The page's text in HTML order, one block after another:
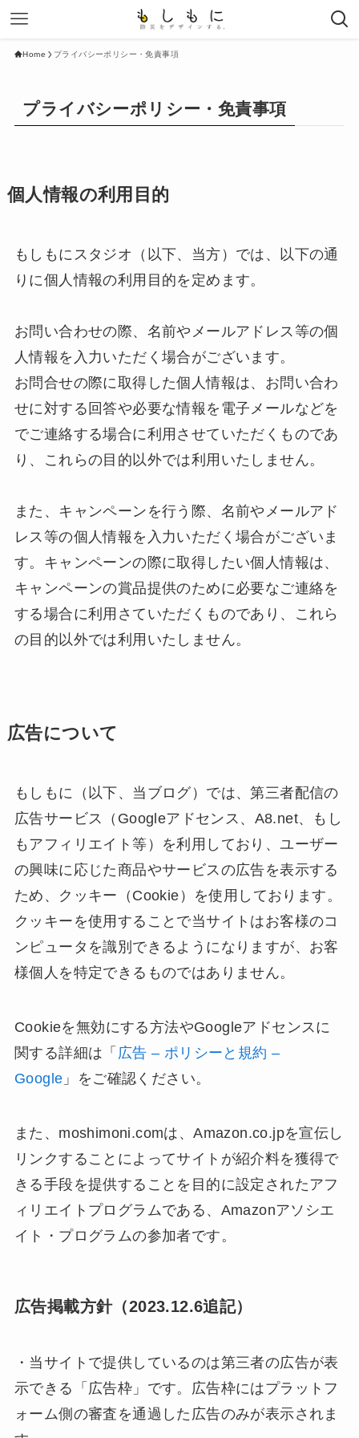
Home プライバシーポリシー・免責事項
プライバシーポリシー・免責事項
個人情報の利用目的
もしもにスタジオ（以下、当方）では、以下の通
りに個人情報の利用目的を定めます。
お問い合わせの際、名前やメールアドレス等の個
人情報を入力いただく場合がございます。
お問合せの際に取得した個人情報は、お問い合わ
せに対する回答や必要な情報を電子メールなどを
でご連絡する場合に利用させていただくものであ
り、これらの目的以外では利用いたしません。
また、キャンペーンを行う際、名前やメールアド
レス等の個人情報を入力いただく場合がございま
す。キャンペーンの際に取得したい個人情報は、
キャンペーンの賞品提供のために必要なご連絡を
する場合に利用さていただくものであり、これら
の目的以外では利用いたしません。
広告について
もしもに（以下、当ブログ）では、第三者配信の
広告サービス（Googleアドセンス、A8.net、もし
もアフィリエイト等）を利用しており、ユーザー
の興味に応じた商品やサービスの広告を表示する
ため、クッキー（Cookie）を使用しております。
クッキーを使用することで当サイトはお客様のコ
ンピュータを識別できるようになりますが、お客
様個人を特定できるものではありません。
Cookieを無効にする方法やGoogleアドセンスに
関する詳細は「 広告 – ポリシーと規約 –
Google 」をご確認ください。
また、moshimoni.comは、Amazon.co.jpを宣伝し
リンクすることによってサイトが紹介料を獲得で
きる手段を提供することを目的に設定されたアフ
ィリエイトプログラムである、Amazonアソシエ
イト・プログラムの参加者です。
広告掲載方針（2023.12.6追記）
・当サイトで提供しているのは第三者の広告が表
示できる「広告枠」です。広告枠にはプラットフ
ォーム側の審査を通過した広告のみが表示されま